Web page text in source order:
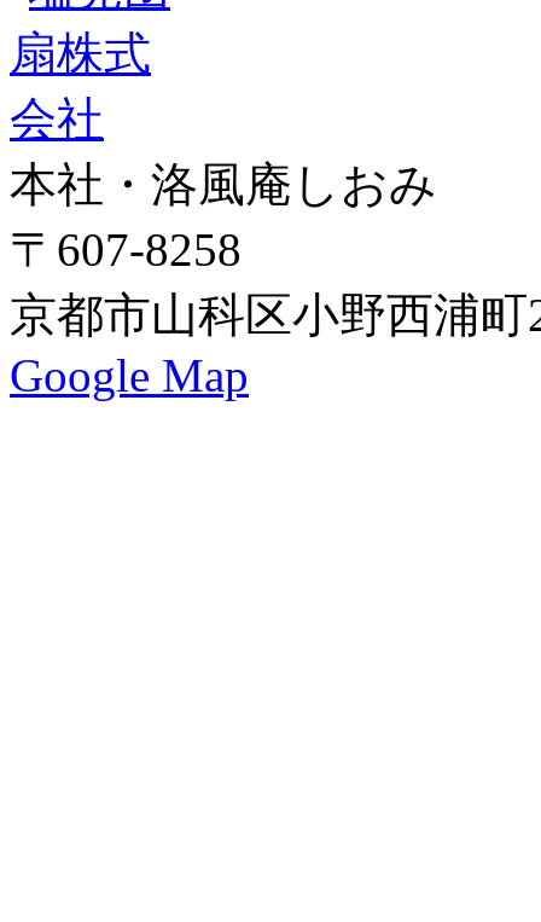
本社・洛風庵しおみ
〒607-8258
京都市山科区小野西浦町
Google Map